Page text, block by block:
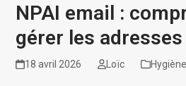
NPAI email :
gérer les
18 avril 2026 Loïc